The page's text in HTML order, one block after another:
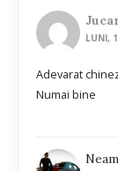
LUNI,
Adevarat
Numai bine